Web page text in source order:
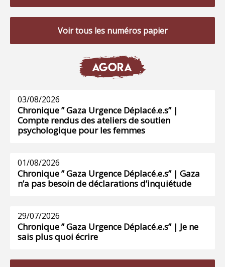
Voir tous les numéros papier
AGORA
03/08/2026
Chronique ” Gaza Urgence Déplacé.e.s” |
Compte rendus des ateliers de soutien
psychologique pour les femmes
01/08/2026
Chronique ” Gaza Urgence Déplacé.e.s” | Gaza
n’a pas besoin de déclarations d’inquiétude
29/07/2026
Chronique ” Gaza Urgence Déplacé.e.s” | Je ne
sais plus quoi écrire